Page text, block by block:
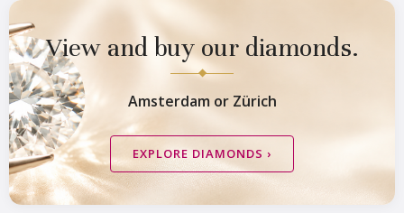
View and buy our diamonds.
Amsterdam or Zürich
EXPLORE DIAMONDS ›